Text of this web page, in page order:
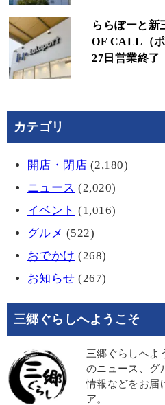
ららぽーと新
OF CALL（
27日営業終了
カテゴリ
開店・閉店 (2,180)
ニュース (2,020)
イベント (1,016)
グルメ (522)
おでかけ (268)
お知らせ (267)
三郷ぐらしへようこそ
三郷ぐらしへよ
のニュース、グ
情報などをお届
ア。